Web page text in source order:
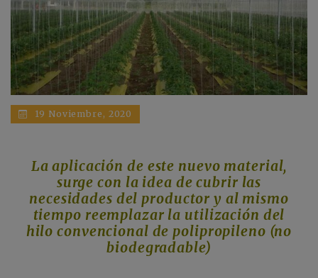
19 Noviembre, 2020
La aplicación de este nuevo material,
surge con la idea de cubrir las
necesidades del productor y al mismo
tiempo reemplazar la utilización del
hilo convencional de polipropileno (no
biodegradable)